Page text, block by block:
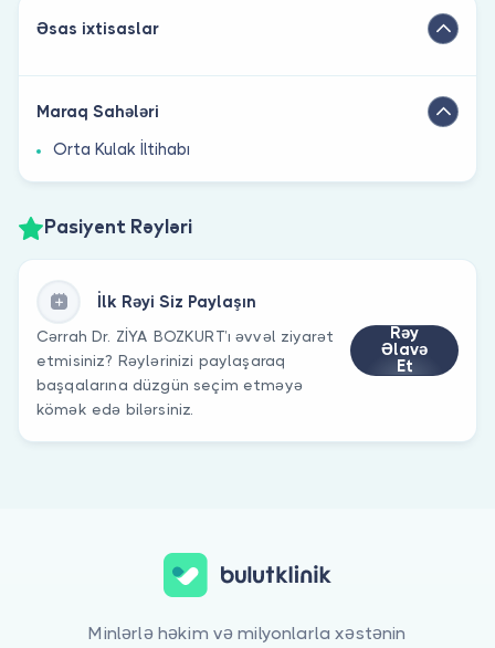
Əsas ixtisaslar
Maraq Sahələri
Orta Kulak İltihabı
Pasiyent Rəyləri
İlk Rəyi Siz Paylaşın
Cərrah Dr. ZİYA BOZKURT’ı əvvəl ziyarət
etmisiniz? Rəylərinizi paylaşaraq
başqalarına düzgün seçim etməyə
kömək edə bilərsiniz.
Rəy
Əlavə
Et
Minlərlə həkim və milyonlarla xəstənin